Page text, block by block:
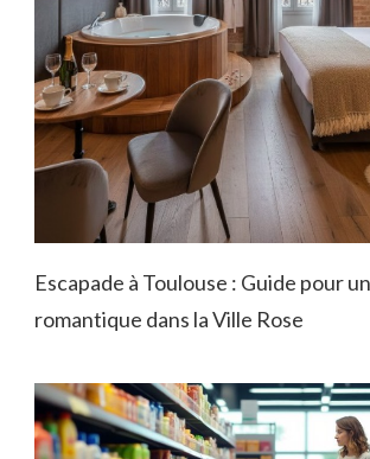
Escapade à Toulouse : Guide pour
romantique dans la Ville Rose